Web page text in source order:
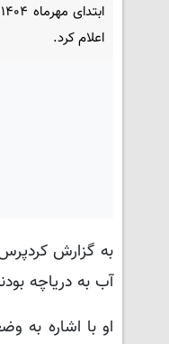
اعلام کرد.
به گزارش
آب به دریاچه